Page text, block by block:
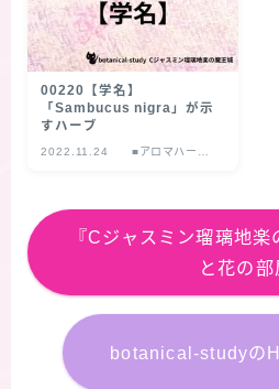
00220【学名】
「Sambucus nigra」が示
すハーブ
2022.11.24
■アロマハーブ
『Cジャスミン瑠璃地
と花の部
botanical-studyの